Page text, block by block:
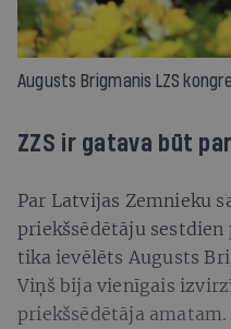
Augusts Brigmanis LZS
ZZS ir gatava būt
Par Latvijas Zemnieku
priekšsēdētāju
tika ievēlēts Augusts
Viņš bija vienīgais
priekšsēdētāja amatam.